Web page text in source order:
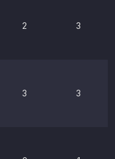
2 3
3 3